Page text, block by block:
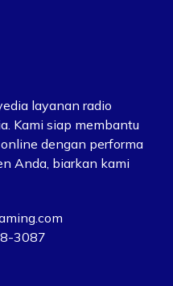
layanan radio
Kami siap membantu
dengan performa
Anda, biarkan kami
3087